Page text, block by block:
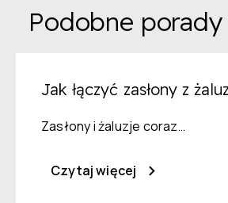
Podobne porady
Jak łączyć zasłony z
Zasłony i żaluzje coraz…
Czytaj więcej